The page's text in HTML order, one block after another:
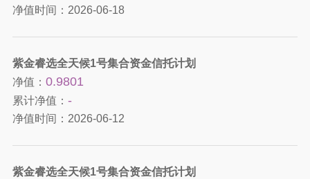
净值时间： 2026-06-18
紫金睿选全天候1号集合资金信托计划
净值： 0.9801
累计净值： -
净值时间： 2026-06-12
紫金睿选全天候1号集合资金信托计划